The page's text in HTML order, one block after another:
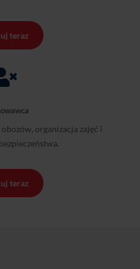
teraz
organizacja zajęć i
teraz